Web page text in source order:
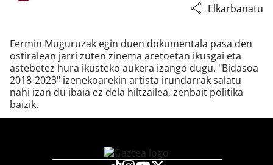
Elkarbanatu
Fermin Muguruzak egin duen dokumentala pasa den
ostiralean jarri zuten zinema aretoetan ikusgai eta
astebetez hura ikusteko aukera izango dugu. "Bidasoa
2018-2023" izenekoarekin artista irundarrak salatu
nahi izan du ibaia ez dela hiltzailea, zenbait politika
baizik.